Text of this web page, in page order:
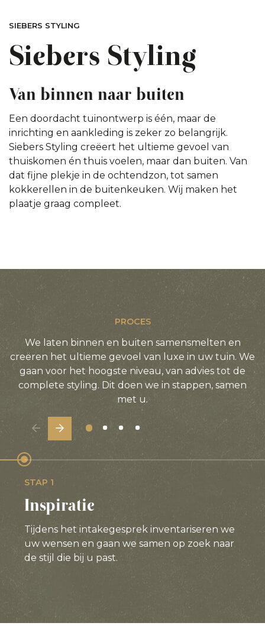
SIEBERS STYLING
Siebers Styling
Van binnen naar buiten
Een doordacht tuinontwerp is één, maar de
inrichting en aankleding is zeker zo belangrijk.
Siebers Styling creëert het ultieme gevoel van
thuiskomen én thuis voelen, maar dan buiten. Van
dat fijne plekje in de ochtendzon, tot samen
kokkerellen in de buitenkeuken. Wij maken het
plaatje graag compleet.
PROCES
We laten binnen en buiten samensmelten en
creëren het ultieme gevoel van luxe in uw tuin. We
gaan voor het hoogste niveau, van advies tot de
complete styling. Dit doen we in stappen, samen
met u.
STAP 1
Inspiratie
Tijdens het intakegesprek inventariseren we
uw wensen en gaan we samen op zoek naar
de stijl die bij u past.